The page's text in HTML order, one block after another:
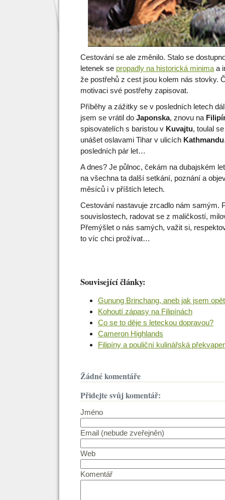
Cestování se ale změnilo. Stalo se
letenek se propadly na historická minima a
že postřehů z cest jsou kolem nás stovky.
motivaci své postřehy zapisovat.
Příběhy a zážitky se v posledních letech
jsem se vrátil do Japonska, znovu na
spisovatelích s baristou v Kuvajtu, toulal
unášet oslavami Tihar v ulicích Kathmandu
posledních pár let…
A dnes? Je půlnoc, čekám na dubajském
na všechna ta další setkání, poznání a
měsíců i v příštích letech.
Cestování nastavuje zrcadlo nám samým.
souvislostech, radovat se z maličkostí,
Přemýšlet o nás samých, važit si,
to víc chci prožívat…
Související články:
Gunung Brinchang, aneb jak jsem
Kohoutí zápasy na Filipínách
Co se to děje s leteckou dopravou?
Cameron Highlands
Filipíny a pouliční kulinářská
Žádné komentáře
Přidejte svůj komentář:
Jméno
Email (nebude zveřejněn)
Web
Komentář